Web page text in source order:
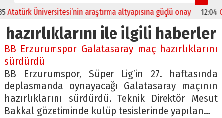
Üniversitesi’nin araştırma altyapısına güçlü onay 12:04
hazırlıklarını ile ilgili haberler
BB Erzurumspor Galatasaray maç hazırlıklarını
sürdürdü
BB Erzurumspor, Süper Lig’in 27. haftasında
deplasmanda oynayacağı Galatasaray maçının
hazırlıklarını sürdürdü. Teknik Direktör Mesut
Bakkal gözetiminde kulüp tesislerinde yapılan…